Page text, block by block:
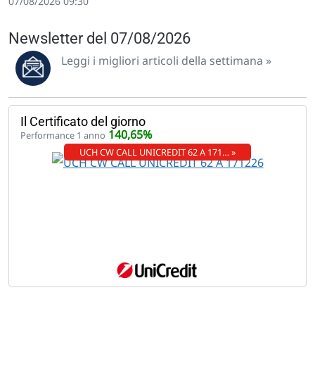
Newsletter del 07/08/2026
Leggi i migliori articoli della settimana »
Il Certificato del giorno
Performance 1 anno 140,65%
UCH CW CALL UNICREDIT 62 A 171… »